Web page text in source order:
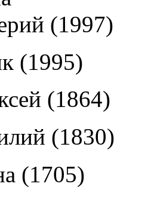
(1997)
(1995)
(1864)
(1830)
(1705)